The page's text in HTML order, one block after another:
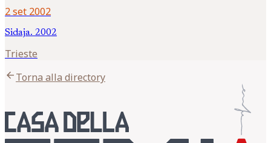
2 set 2002
Sidaja. 2002
Trieste
arrow_backTorna alla directory